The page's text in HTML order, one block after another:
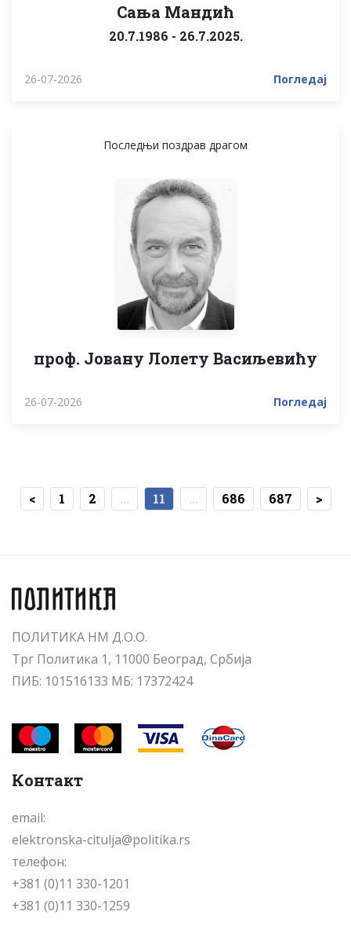
Сања Мандић
20.7.1986 - 26.7.2025.
26-07-2026 Погледај
Последњи поздрав драгом
проф. Јовану Лолету Васиљевићу
26-07-2026 Погледај
< 1 2 ... 11 ... 686 687 >
ПОЛИТИКА НМ Д.О.О.
Трг Политика 1, 11000 Београд, Србија
ПИБ: 101516133 МБ: 17372424
Контакт
email:
elektronska-citulja@politika.rs
телефон:
+381 (0)11 330-1201
+381 (0)11 330-1259